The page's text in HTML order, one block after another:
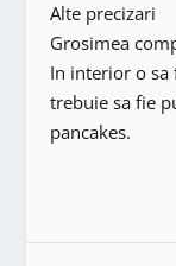
Alte precizari
Grosimea
In interior o sa
trebuie sa fie
pancakes.